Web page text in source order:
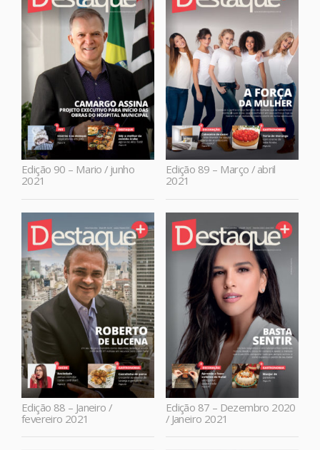
Edição 90 – Mario / junho
2021
Edição 89 – Março / abril
2021
Edição 88 – Janeiro /
fevereiro 2021
Edição 87 – Dezembro 2020
/ Janeiro 2021